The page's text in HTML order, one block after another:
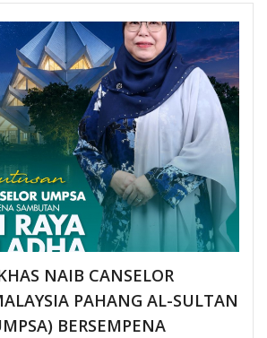
NAIB CANSELOR
PAHANG AL-SULTAN
BERSEMPENA